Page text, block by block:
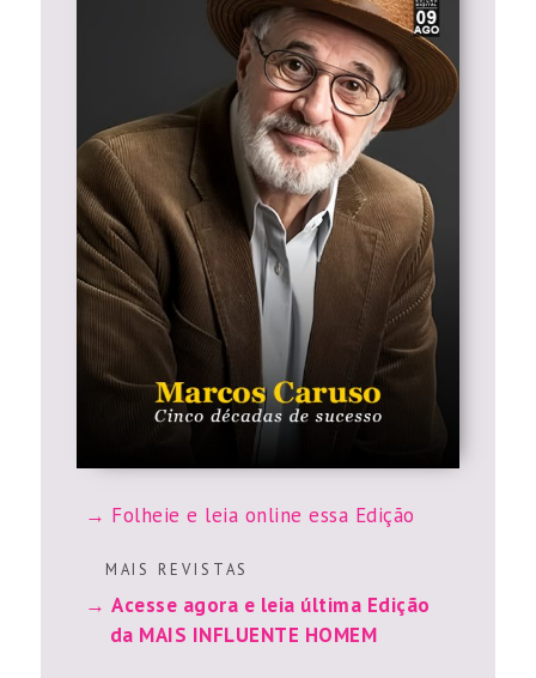
Folheie e leia online essa Edição
M A I S R E V I S T A S
Acesse agora e leia última Edição
da MAIS INFLUENTE HOMEM